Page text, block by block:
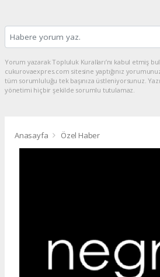
Yorum yazarak Topluluk Kuralları’nı kabul etmiş
cukurovaexpres.com sitesine yaptığınız
tüm sorumluluğu tek başınıza üstleniyorsunuz.
yönetimi hiçbir şekilde sorumlu tutulamaz.
Anasayfa Özel Haber